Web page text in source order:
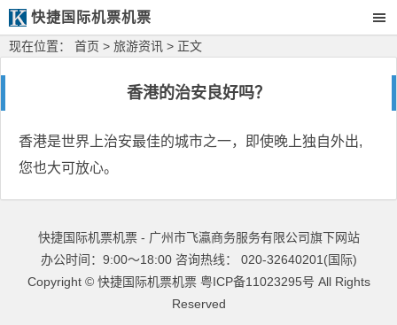
快捷国际机票机票
现在位置： 首页 > 旅游资讯 > 正文
香港的治安良好吗？
香港是世界上治安最佳的城市之一，即使晚上独自外出,
您也大可放心。
快捷国际机票机票 - 广州市飞瀛商务服务有限公司旗下网站
办公时间：9:00～18:00 咨询热线： 020-32640201(国际)
Copyright © 快捷国际机票机票 粤ICP备11023295号 All Rights
Reserved